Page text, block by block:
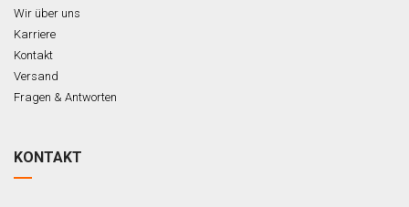
Wir über uns
Karriere
Kontakt
Versand
Fragen & Antworten
KONTAKT